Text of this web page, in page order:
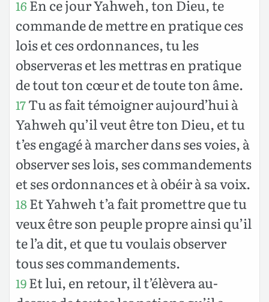
16 En ce jour Yahweh, ton Dieu, te
commande de mettre en pratique ces
lois et ces ordonnances, tu les
observeras et les mettras en pratique
de tout ton cœur et de toute ton âme.
17Tu as fait témoigner aujourd’hui à
Yahweh qu’il veut être ton Dieu, et tu
t’es engagé à marcher dans ses voies, à
observer ses lois, ses commandements
et ses ordonnances et à obéir à sa voix.
18Et Yahweh t’a fait promettre que tu
veux être son peuple propre ainsi qu’il
te l’a dit, et que tu voulais observer
tous ses commandements.
19Et lui, en retour, il t’élèvera au-